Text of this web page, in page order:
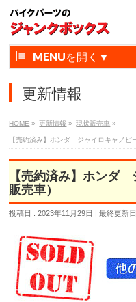
MENU
更新情報
HOME » 更新情報 » 現状販売車 »
【売約済み】ホンダ ジャイロキャノピ
【売約済み】ホン
販売車）
投稿日 : 2023年11月29日 最終更新